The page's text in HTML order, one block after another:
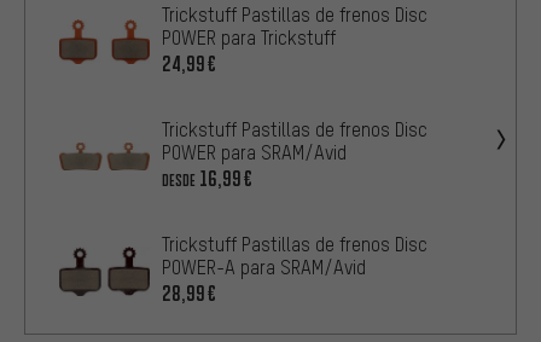
Trickstuff Pastillas de frenos Disc
POWER para Trickstuff
24,99€
Trickstuff Pastillas de frenos Disc
POWER para SRAM/Avid
DESDE 16,99€
Trickstuff Pastillas de frenos Disc
POWER-A para SRAM/Avid
28,99€